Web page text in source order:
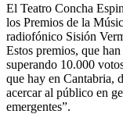
El Teatro Concha
los Premios de la
radiofónico Sisión
Estos premios, que
superando 10.000
que hay en Cantabria,
acercar al público en
emergentes”.